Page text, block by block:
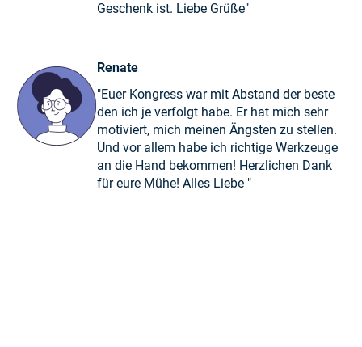
Geschenk ist. Liebe Grüße"
Renate
"Euer Kongress war mit Abstand der beste
den ich je verfolgt habe. Er hat mich sehr
motiviert, mich meinen Ängsten zu stellen.
Und vor allem habe ich richtige Werkzeuge
an die Hand bekommen! Herzlichen Dank
für eure Mühe! Alles Liebe "